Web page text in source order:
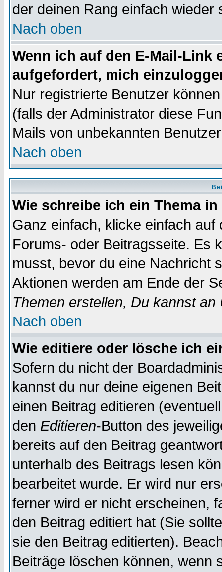
der deinen Rang einfach wieder
Nach oben
Wenn ich auf den E-Mail-Link
aufgefordert, mich
Nur registrierte Benutzer
(falls der Administrator diese
Mails von unbekannten
Nach oben
Wie schreibe ich ein Thema
Ganz einfach, klicke einfach
Forums- oder Beitragsseite. Es
musst, bevor du eine Nachricht
Aktionen werden am Ende der
Themen erstellen, Du kannst
Nach oben
Wie editiere oder lösche ich
Sofern du nicht der
kannst du nur deine eigenen
einen Beitrag editieren
den Editieren-Button des
bereits auf den Beitrag
unterhalb des Beitrags lesen
bearbeitet wurde. Er wird nur
ferner wird er nicht erscheinen,
den Beitrag editiert hat (Sie
sie den Beitrag editierten).
Beiträge löschen können, wenn